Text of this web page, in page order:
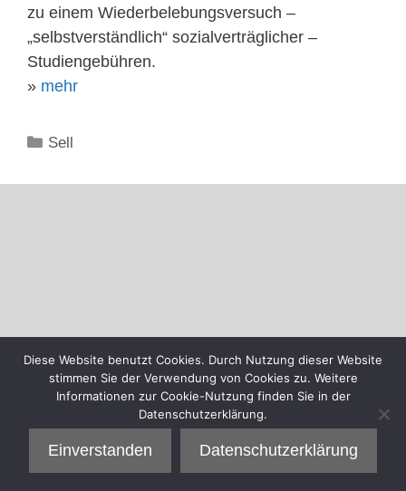
zu einem Wiederbelebungsversuch –
„selbstverständlich“ sozialverträglicher –
Studiengebühren.
» mehr
Kategorien
Sell
Diese Website benutzt Cookies. Durch Nutzung dieser Website
stimmen Sie der Verwendung von Cookies zu. Weitere
Informationen zur Cookie-Nutzung finden Sie in der
Datenschutzerklärung.
Einverstanden Datenschutzerklärung